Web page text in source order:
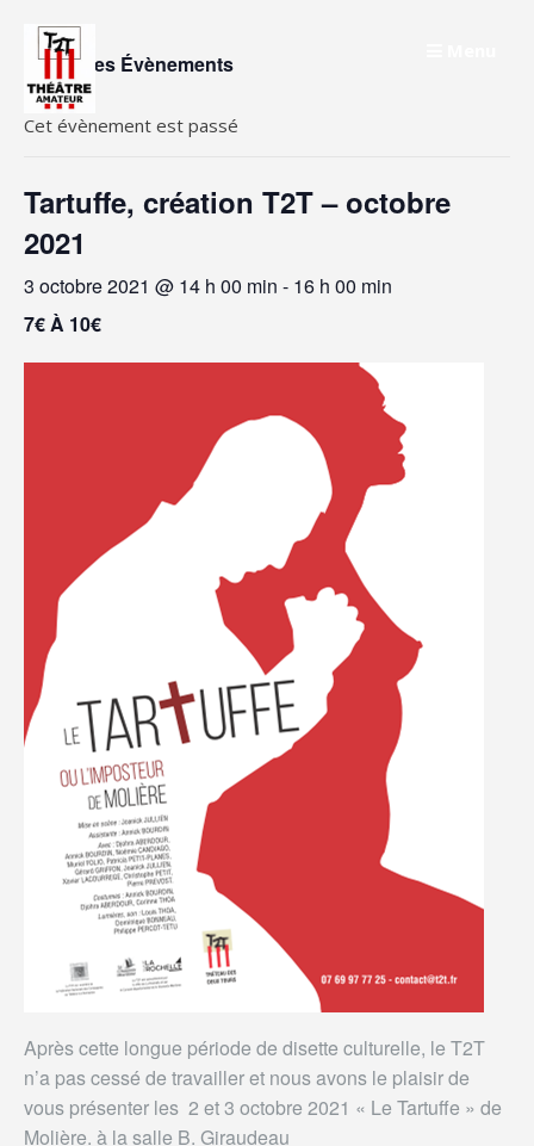
content
« Tous les Évènements
Cet évènement est passé
Tartuffe, création T2T – octobre
2021
3 octobre 2021 @ 14 h 00 min - 16 h 00 min
7€ À 10€
Après cette longue période de disette culturelle, le T2T
n’a pas cessé de travailler et nous avons le plaisir de
vous présenter les 2 et 3 octobre 2021 « Le Tartuffe » de
Molière. à la salle B. Giraudeau